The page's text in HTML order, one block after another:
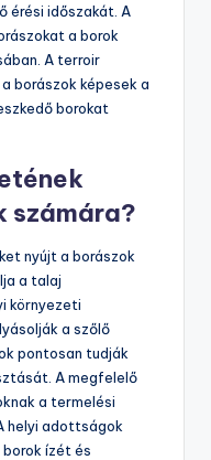
érési időszakát. A
a borok
A terroir
borászok képesek a
borokat
számára?
nyújt a borászok
a talaj
környezeti
a szőlő
pontosan tudják
A megfelelő
a termelési
helyi adottságok
ízét és